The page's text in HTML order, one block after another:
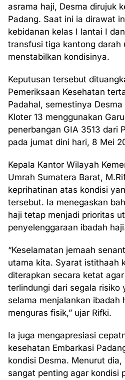
asrama haji, Desma dirujuk
Padang. Saat ini ia dirawat
kebidanan kelas I lantai I
transfusi tiga kantong darah
menstabilkan kondisinya.
Keputusan tersebut
Pemeriksaan Kesehatan
Padahal, semestinya
Kloter 13 menggunakan
penerbangan GIA 3513 dari
pada jumat dini hari, 8 Mei
Kepala Kantor Wilayah
Umrah Sumatera Barat,
keprihatinan atas kondisi
tersebut. Ia menegaskan
haji tetap menjadi prioritas
penyelenggaraan ibadah
“Keselamatan jemaah
utama kita. Syarat istithaah
diterapkan secara ketat
terlindungi dari segala risiko
selama menjalankan ibadah
menguras fisik,” ujar Rifki.
Ia juga mengapresiasi
kesehatan Embarkasi
kondisi Desma. Menurut
sangat penting agar kondisi